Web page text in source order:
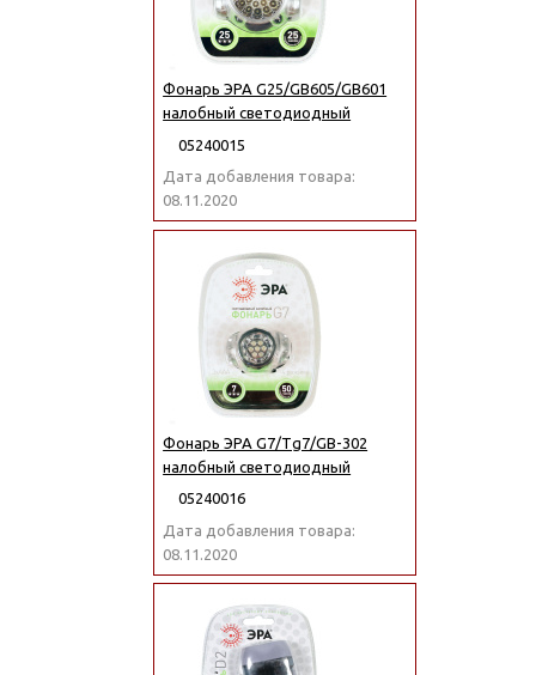
Фонарь ЭРА G25/GB605/GB601
налобный светодиодный
05240015
Дата добавления товара:
08.11.2020
Фонарь ЭРА G7/Тg7/GB-302
налобный светодиодный
05240016
Дата добавления товара:
08.11.2020